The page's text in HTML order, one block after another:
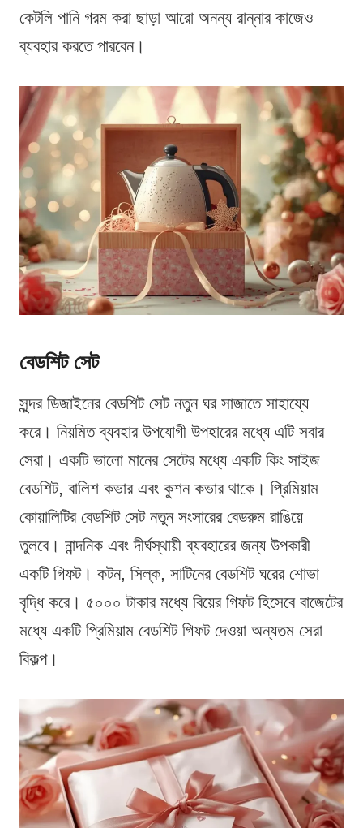
কেটলি পানি গরম করা ছাড়া আরো অনন্য রান্নার কাজেও
ব্যবহার করতে পারবেন।
বেডশিট সেট
সুন্দর ডিজাইনের বেডশিট সেট নতুন ঘর সাজাতে সাহায্যে
করে। নিয়মিত ব্যবহার উপযোগী উপহারের মধ্যে এটি সবার
সেরা। একটি ভালো মানের সেটের মধ্যে একটি কিং সাইজ
বেডশিট, বালিশ কভার এবং কুশন কভার থাকে। প্রিমিয়াম
কোয়ালিটির বেডশিট সেট নতুন সংসারের বেডরুম রাঙিয়ে
তুলবে। নান্দনিক এবং দীর্ঘস্থায়ী ব্যবহারের জন্য উপকারী
একটি গিফট। কটন, সিল্ক, সাটিনের বেডশিট ঘরের শোভা
বৃদ্ধি করে। ৫০০০ টাকার মধ্যে বিয়ের গিফট হিসেবে বাজেটের
মধ্যে একটি প্রিমিয়াম বেডশিট গিফট দেওয়া অন্যতম সেরা
বিকল্প।